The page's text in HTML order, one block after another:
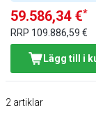
59.586,34 €*
RRP 109.886,59 €
Lägg till i
2 artiklar